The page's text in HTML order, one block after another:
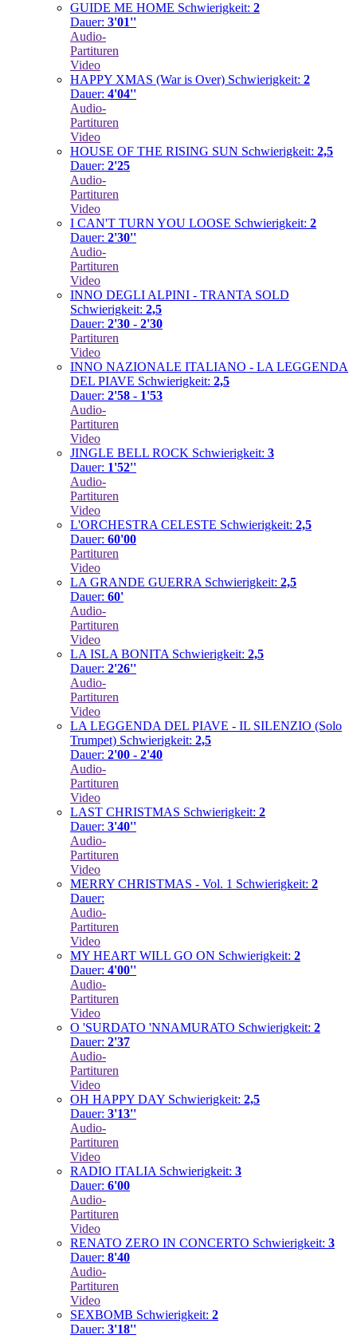
GUIDE ME HOME Schwierigkeit: 2
Dauer: 3'01''
Audio-
Partituren
Video
HAPPY XMAS (War is Over) Schwierigkeit: 2
Dauer: 4'04''
Audio-
Partituren
Video
HOUSE OF THE RISING SUN Schwierigkeit: 2,5
Dauer: 2'25
Audio-
Partituren
Video
I CAN'T TURN YOU LOOSE Schwierigkeit: 2
Dauer: 2'30''
Audio-
Partituren
Video
INNO DEGLI ALPINI - TRANTA SOLD
Schwierigkeit: 2,5
Dauer: 2'30 - 2'30
Partituren
Video
INNO NAZIONALE ITALIANO - LA LEGGENDA
DEL PIAVE Schwierigkeit: 2,5
Dauer: 2'58 - 1'53
Audio-
Partituren
Video
JINGLE BELL ROCK Schwierigkeit: 3
Dauer: 1'52''
Audio-
Partituren
Video
L'ORCHESTRA CELESTE Schwierigkeit: 2,5
Dauer: 60'00
Partituren
Video
LA GRANDE GUERRA Schwierigkeit: 2,5
Dauer: 60'
Audio-
Partituren
Video
LA ISLA BONITA Schwierigkeit: 2,5
Dauer: 2'26''
Audio-
Partituren
Video
LA LEGGENDA DEL PIAVE - IL SILENZIO (Solo
Trumpet) Schwierigkeit: 2,5
Dauer: 2'00 - 2'40
Audio-
Partituren
Video
LAST CHRISTMAS Schwierigkeit: 2
Dauer: 3'40''
Audio-
Partituren
Video
MERRY CHRISTMAS - Vol. 1 Schwierigkeit: 2
Dauer:
Audio-
Partituren
Video
MY HEART WILL GO ON Schwierigkeit: 2
Dauer: 4'00''
Audio-
Partituren
Video
O 'SURDATO 'NNAMURATO Schwierigkeit: 2
Dauer: 2'37
Audio-
Partituren
Video
OH HAPPY DAY Schwierigkeit: 2,5
Dauer: 3'13''
Audio-
Partituren
Video
RADIO ITALIA Schwierigkeit: 3
Dauer: 6'00
Audio-
Partituren
Video
RENATO ZERO IN CONCERTO Schwierigkeit: 3
Dauer: 8'40
Audio-
Partituren
Video
SEXBOMB Schwierigkeit: 2
Dauer: 3'18''